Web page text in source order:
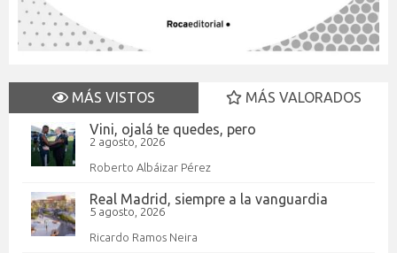
MÁS VISTOS
MÁS VALORADOS
Vini, ojalá te quedes, pero
2 agosto, 2026
Roberto Albáizar Pérez
Real Madrid, siempre a la vanguardia
5 agosto, 2026
Ricardo Ramos Neira